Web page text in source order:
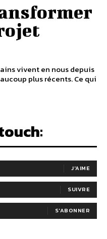
vivent en nous depuis
plus récents. Ce qui
J'AIME
SUIVRE
S'ABONNER